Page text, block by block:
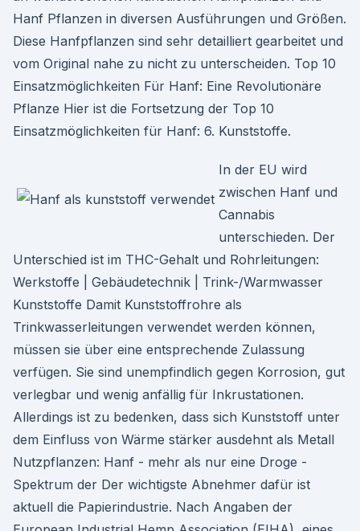
Hanf Pflanzen in diversen Ausführungen und Größen.
Diese Hanfpflanzen sind sehr detailliert gearbeitet und
vom Original nahe zu nicht zu unterscheiden. Top 10
Einsatzmöglichkeiten Für Hanf: Eine Revolutionäre
Pflanze Hier ist die Fortsetzung der Top 10
Einsatzmöglichkeiten für Hanf: 6. Kunststoffe.
In der EU wird
zwischen Hanf und
Cannabis
unterschieden. Der
Unterschied ist im THC-Gehalt und Rohrleitungen:
Werkstoffe | Gebäudetechnik | Trink-/Warmwasser
Kunststoffe Damit Kunststoffrohre als
Trinkwasserleitungen verwendet werden können,
müssen sie über eine entsprechende Zulassung
verfügen. Sie sind unempfindlich gegen Korrosion, gut
verlegbar und wenig anfällig für Inkrustationen.
Allerdings ist zu bedenken, dass sich Kunststoff unter
dem Einfluss von Wärme stärker ausdehnt als Metall
Nutzpflanzen: Hanf - mehr als nur eine Droge -
Spektrum der Der wichtigste Abnehmer dafür ist
aktuell die Papierindustrie. Nach Angaben der